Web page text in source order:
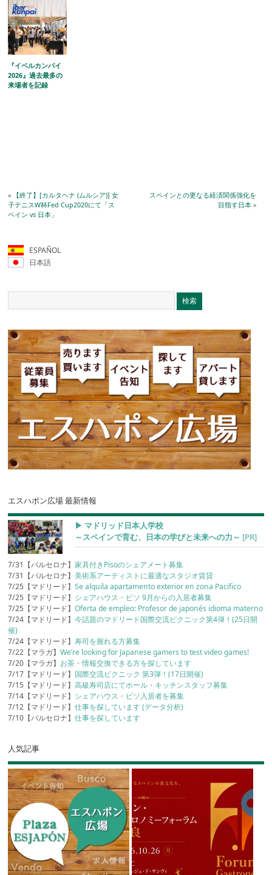
『イベルカンパイ
2026』過去最多の
来場者を記録
« 【終了】[カルタヘナ (ムルシア)] 女
子テニスW杯Fed Cup2020にて「ス
ペイン vs 日本」
スペインとの更なる経済関係強化を
目指す日本»
ESPAÑOL
日本語
エスハポン広場 最新情報
▶︎ マドリッド日本人学校
～スペインで育む、日本の学びと未来への力～ [PR]
7/31【バルセロナ】家具付きPisoのシェアメート募集
7/31【バルセロナ】美術系アーティストに最適なスタジオ賃貸
7/25【マドリード】Se alquila apartamento exterior en zona Pacifico
7/25【マドリード】 シェアハウス・ピソ 9月からの入居者募集
7/25【マドリード】Oferta de empleo: Profesor de japonés idioma materno
7/24【マドリード】今話題のマドリード国際交流ピクニック第4弾！(25日開
催)
7/24【マドリード】寿司を握れる方募集
7/22【マラガ】We’re looking for Japanese gamers to test video games!
7/20【マラガ】 お茶・情報交換できる方を探しています
7/17【マドリード】 国際交流ピクニック 第3弾！(17日開催)
7/15【マドリード】高級寿司店にてホール・キッチンスタッフ募集
7/14【マドリード】 シェアハウス・ピソ入居者を募集
7/12【マドリード】仕事を探しています (データ分析)
7/10【バルセロナ】仕事を探しています
人気記事